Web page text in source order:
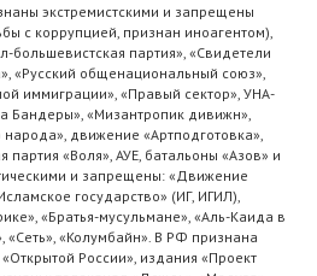
экстремистскими и запрещены
с коррупцией, признан иноагентом),
партия», «Свидетели
«Русский общенациональный союз»,
иммиграции», «Правый сектор», УНА-
Бандеры», «Мизантропик дивижн»,
движение «Артподготовка»,
партия «Воля», АУЕ, батальоны «Азов» и
и запрещены: «Движение
государство» (ИГ, ИГИЛ),
«Братья-мусульмане», «Аль-Каида в
«Сеть», «Колумбайн». В РФ признана
России», издания «Проект